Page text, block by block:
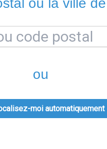
ou la ville
ou
moi automatiquement